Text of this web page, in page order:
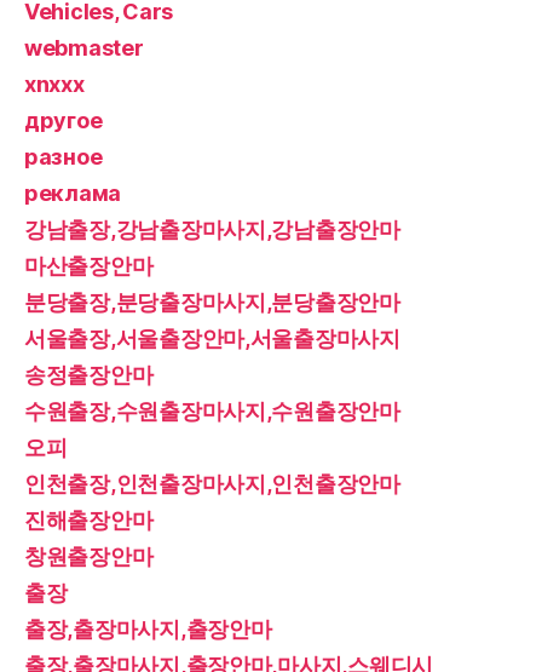
Vehicles, Cars
webmaster
xnxxx
другое
разное
реклама
강남출장,강남출장마사지,강남출장안마
마산출장안마
분당출장,분당출장마사지,분당출장안마
서울출장,서울출장안마,서울출장마사지
송정출장안마
수원출장,수원출장마사지,수원출장안마
오피
인천출장,인천출장마사지,인천출장안마
진해출장안마
창원출장안마
출장
출장,출장마사지,출장안마
출장,출장마사지,출장안마,마사지,스웨디시